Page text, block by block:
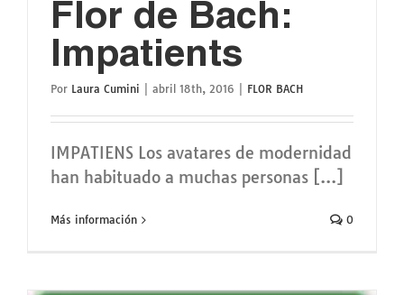
Flor de Bach:
Impatients
Por Laura Cumini abril 18th, 2016 FLOR BACH
IMPATIENS Los avatares de modernidad
han habituado a muchas personas [...]
Más información 0